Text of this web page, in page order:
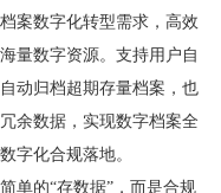
案数字化转型需求，高效
量数字资源。支持用户自
动归档超期存量档案，也
余数据，实现数字档案全
字化合规落地。
单的“存数据”，而是合规